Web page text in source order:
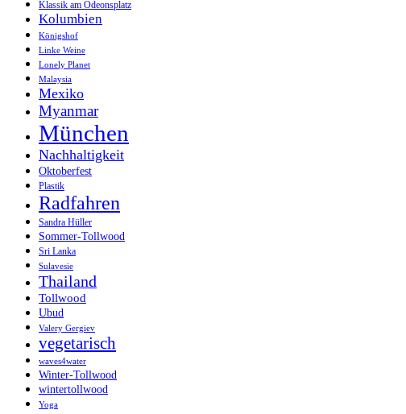
Klassik am Odeonsplatz
Kolumbien
Königshof
Linke Weine
Lonely Planet
Malaysia
Mexiko
Myanmar
München
Nachhaltigkeit
Oktoberfest
Plastik
Radfahren
Sandra Hüller
Sommer-Tollwood
Sri Lanka
Sulavesie
Thailand
Tollwood
Ubud
Valery Gergiev
vegetarisch
waves4water
Winter-Tollwood
wintertollwood
Yoga